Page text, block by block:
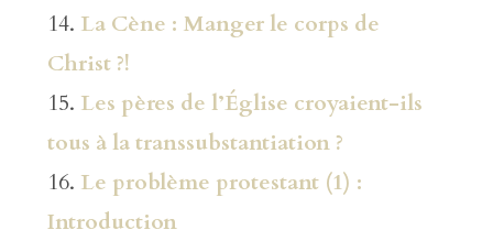
14. La Cène : Manger le corps de
Christ ?!
15. Les pères de l’Église croyaient-ils
tous à la transsubstantiation ?
16. Le problème protestant (1) :
Introduction